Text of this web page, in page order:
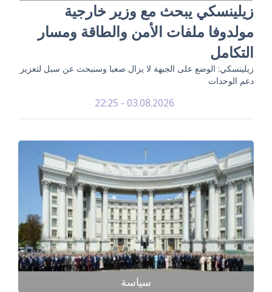
زيلينسكي يبحث مع وزير خارجية
مولدوفا ملفات الأمن والطاقة ومسار
التكامل
زيلينسكي: الوضع على الجبهة لا يزال صعبا وسنبحث عن سبل لتعزيز
دعم الوحدات
03.08.2026 - 22:25
سياسة